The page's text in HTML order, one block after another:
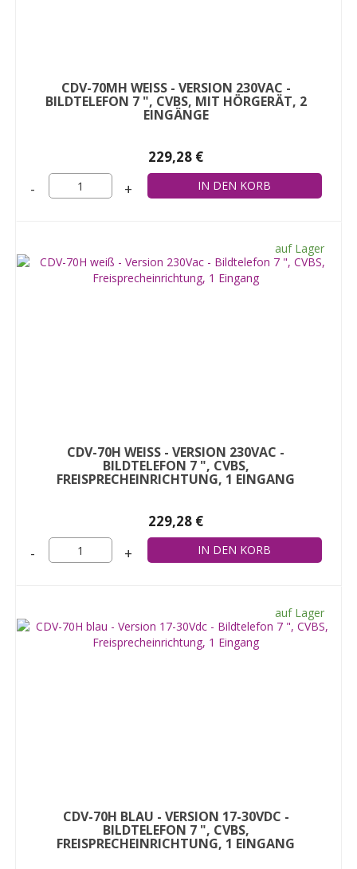
CDV-70MH WEISS - VERSION 230VAC - B
ILDTELEFON 7 ", CVBS, MIT HÖRGERÄT, 2 E
INGÄNGE
229,28 €
- +
auf Lager
CDV-70H WEISS - VERSION 230VAC - B
ILDTELEFON 7 ", CVBS, F
REISPRECHEINRICHTUNG, 1 EINGANG
229,28 €
- +
auf Lager
CDV-70H BLAU - VERSION 17-30VDC -
BILDTELEFON 7 ", CVBS,
FREISPRECHEINRICHTUNG, 1 EINGANG